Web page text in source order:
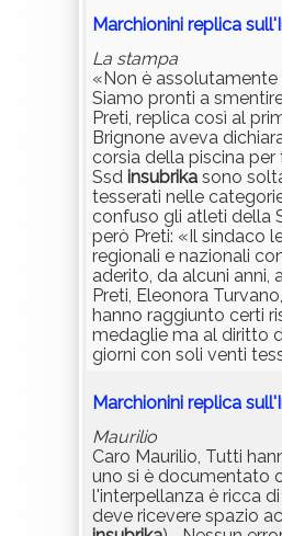
Marchionini replica
La stampa
«Non è
Siamo pronti a
Preti, replica così al
Brignone aveva
corsia della piscina
Ssd insubrika sono
tesserati nelle
confuso gli atleti della
però Preti: «Il sindaco
regionali e nazionali
aderito, da alcuni
Preti, Eleonora
hanno raggiunto certi
medaglie ma al diritto
giorni con soli venti
Marchionini replica
Maurilio
Caro Maurilio, Tutti
uno si è documentato
l'interpellanza è ricca
deve ricevere spazio